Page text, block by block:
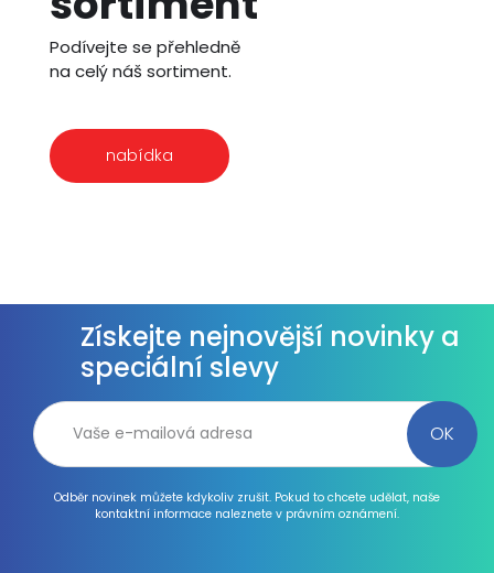
Podívejte se přehledně
na celý náš sortiment.
nabídka
Získejte nejnovější novinky a
speciální slevy
Odběr novinek můžete kdykoliv zrušit. Pokud to chcete udělat, naše
kontaktní informace naleznete v právním oznámení.